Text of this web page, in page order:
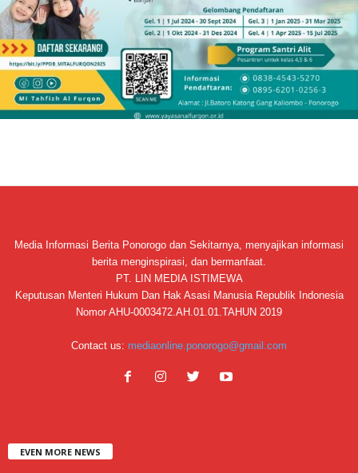
Media Informasi Berita Ponorogo dan Sekitarnya, menyajikan informasi
berita menginspirasi, dan bermanfaat.
PT. LIN MEDIA ISTIMEWA
Keputusan Menteri Hukum Dan Hak Asasi Manusia Republik Indonesia
Nomor AHU-0003472.AH.01.01.TAHUN 2019
Contact us: mediaonline.ponorogo@gmail.com
EVEN MORE NEWS